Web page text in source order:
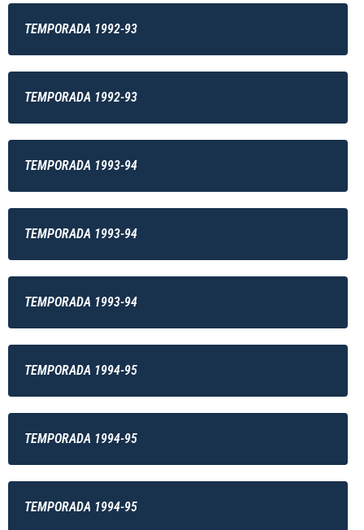
TEMPORADA 1992-93
TEMPORADA 1992-93
TEMPORADA 1993-94
TEMPORADA 1993-94
TEMPORADA 1993-94
TEMPORADA 1994-95
TEMPORADA 1994-95
TEMPORADA 1994-95